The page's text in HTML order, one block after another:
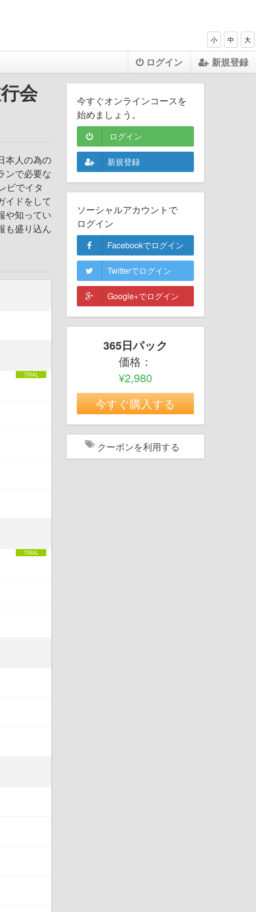
小 中 大
ログイン 新規登録
会
本人の為の
ンで必要な
ビでイタ
イドをして
や知ってい
も盛り込ん
今すぐオンラインコースを
始めましょう。
ログイン
新規登録
ソーシャルアカウントで
ログイン
Facebookでログイン
Twitterでログイン
Google+でログイン
365日パック
価格：
¥2,980
今すぐ購入する
クーポンを利用する